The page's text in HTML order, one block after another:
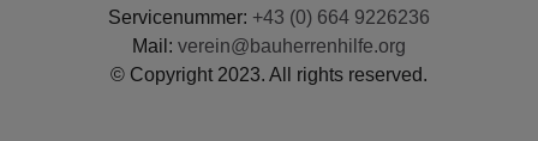
Servicenummer: +43 (0) 664 9226236
Mail: verein@bauherrenhilfe.org
© Copyright 2023. All rights reserved.